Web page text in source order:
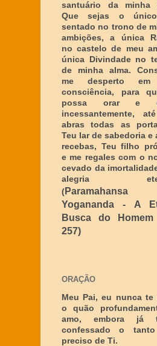
santuário da minha
Que sejas o
sentado no trono de
ambições, a única
no castelo de meu
única Divindade no
de minha alma.
me desperto em
consciência, para
possa orar e
incessantemente,
abras todas as
Teu lar de sabedoria e
recebas, Teu filho
e me regales com o
cevado da
alegria
( Paramahansa
Yogananda - A
Busca do
257)
ORAÇÃO
Meu Pai, eu nunca te
o quão
amo, embora já
confessado o
preciso de Ti.